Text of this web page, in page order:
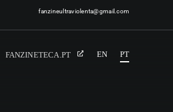
fanzineultraviolenta@gmail.com
FANZINETECA.PT EN PT